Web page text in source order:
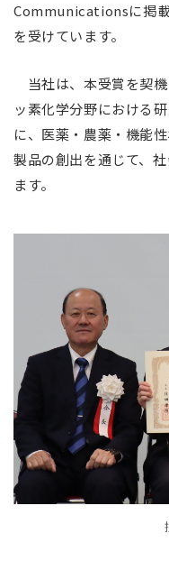
Communicationsに掲
を受けています。
当社は、本受賞を契
ッ素化学分野における
に、医薬・農薬・機能
製品の創出を通じて、
ます。